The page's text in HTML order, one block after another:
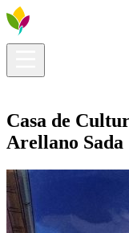
Casa de
Arellano Sada